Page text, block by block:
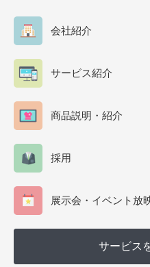
会社紹介
サービス紹介
商品説明・紹介
採用
展示会・イベント放
サービス